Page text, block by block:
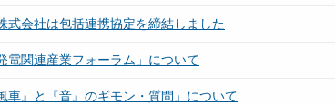
式会社は包括連携協定を締結しました
電関連産業フォーラム」について
車』と『音』のギモン・質問」について